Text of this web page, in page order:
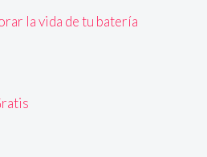
la vida de tu batería